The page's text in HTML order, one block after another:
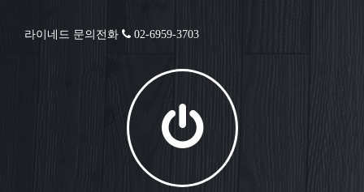
라이네드 문의전화 02-6959-3703